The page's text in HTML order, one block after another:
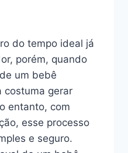
do tempo ideal já
porém, quando
um bebê
costuma gerar
entanto, com
esse processo
e seguro.